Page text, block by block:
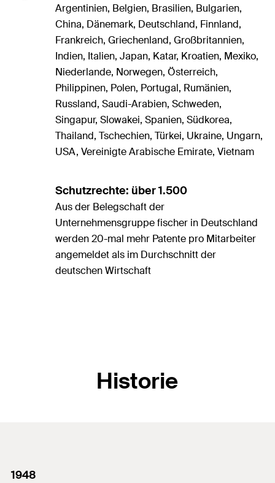
Argentinien, Belgien, Brasilien, Bulgarien,
China, Dänemark, Deutschland, Finnland,
Frankreich, Griechenland, Großbritannien,
Indien, Italien, Japan, Katar, Kroatien, Mexiko,
Niederlande, Norwegen, Österreich,
Philippinen, Polen, Portugal, Rumänien,
Russland, Saudi-Arabien, Schweden,
Singapur, Slowakei, Spanien, Südkorea,
Thailand, Tschechien, Türkei, Ukraine, Ungarn,
USA, Vereinigte Arabische Emirate, Vietnam
Schutzrechte: über 1.500
Aus der Belegschaft der
Unternehmensgruppe fischer in Deutschland
werden 20-mal mehr Patente pro Mitarbeiter
angemeldet als im Durchschnitt der
deutschen Wirtschaft
Historie
1948